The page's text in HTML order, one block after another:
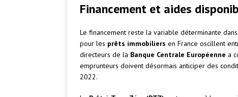
Financement et aides
Le financement reste la variable déterminante
pour les prêts immobiliers en France oscillent
directeurs de la Banque Centrale Européenne a
emprunteurs doivent désormais anticiper des
2022.